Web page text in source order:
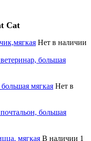
Cat
Нет в наличии
большая
мягкая Нет в
большая
мягкая В наличии 1